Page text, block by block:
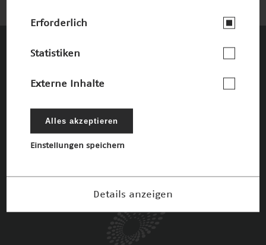
Diese Unternehmen und Stiftungen
fördern den Deutschen Zukunftspreis und
Die Förderer
Erforderlich
Statistiken
Externe Inhalte
Alles akzeptieren
Einstellungen speichern
Details anzeigen